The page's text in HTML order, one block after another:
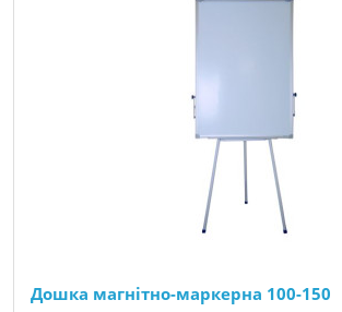
Дошка магнітно-маркерна 100-150